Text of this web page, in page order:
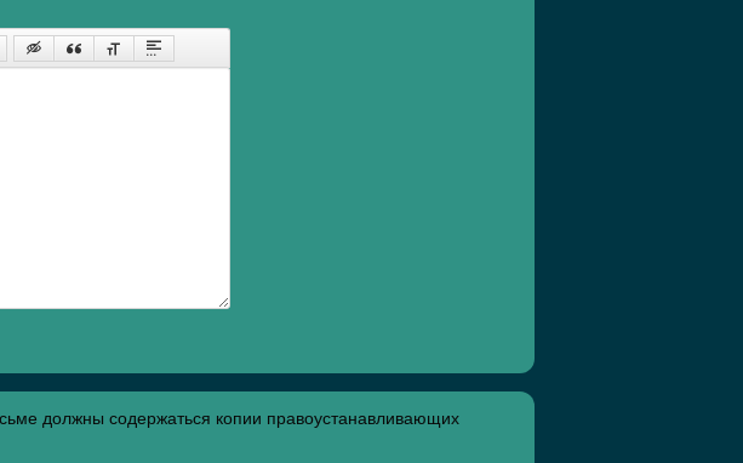
должны содержаться копии правоустанавливающих